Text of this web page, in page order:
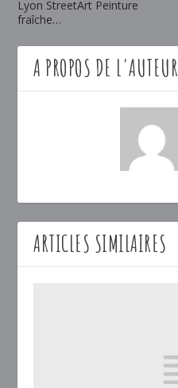
Lyon StreetArt Peinture
fraîche…
A PROPOS DE L'AUTEUR
ARTICLES SIMILAIRES